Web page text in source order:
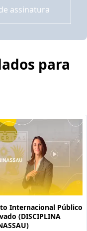
assinatura
para
Internacional Público
(DISCIPLINA